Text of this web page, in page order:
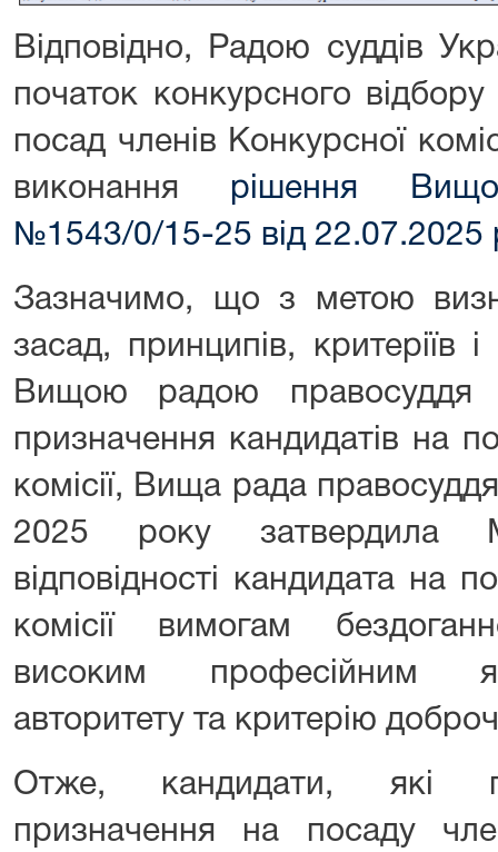
Відповідно, Радою суддів
початок конкурсного
посад членів Конкурсної
виконання рішення
№1543/0/15-25 від 22.07.2025
Зазначимо, що з метою
засад, принципів, критеріїв
Вищою радою правосуддя
призначення кандидатів на
комісії, Вища рада
2025 року затвердила
відповідності кандидата на
комісії вимогам
високим професійним
авторитету та критерію
Отже, кандидати, які
призначення на посаду